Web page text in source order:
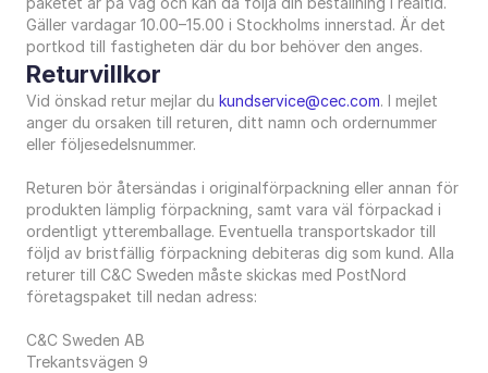
Gäller vardagar 10.00–15.00 i Stockholms innerstad. Är det
portkod till fastigheten där du bor behöver den anges.
Returvillkor
Vid önskad retur mejlar du kundservice@cec.com. I mejlet
anger du orsaken till returen, ditt namn och ordernummer
eller följesedelsnummer.
Returen bör återsändas i originalförpackning eller annan för
produkten lämplig förpackning, samt vara väl förpackad i
ordentligt ytteremballage. Eventuella transportskador till
följd av bristfällig förpackning debiteras dig som kund. Alla
returer till C&C Sweden måste skickas med PostNord
företagspaket till nedan adress:
C&C Sweden AB
Trekantsvägen 9